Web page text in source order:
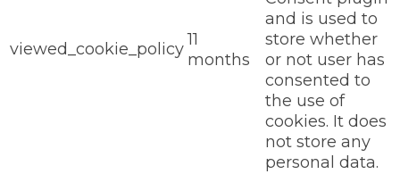
viewed_cookie_policy11
months
and is used to
store whether
or not user has
consented to
the use of
cookies. It does
not store any
personal data.